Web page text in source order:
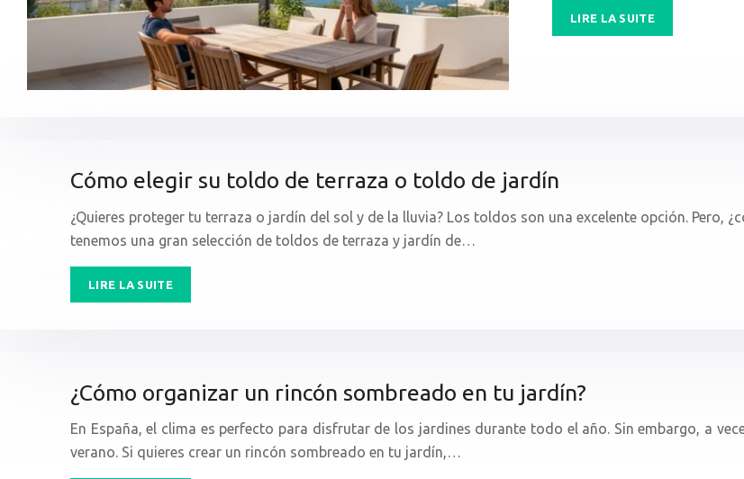
LIRE LA SUITE
Cómo elegir su toldo de terraza o toldo de jardín
¿Quieres proteger tu terraza o jardín del sol y de la lluvia? Los toldos son una excelente opción. Pero,
tenemos una gran selección de toldos de terraza y jardín de…
LIRE LA SUITE
¿Cómo organizar un rincón sombreado en tu jardín?
En España, el clima es perfecto para disfrutar de los jardines durante todo el año. Sin embargo, a
verano. Si quieres crear un rincón sombreado en tu jardín,…